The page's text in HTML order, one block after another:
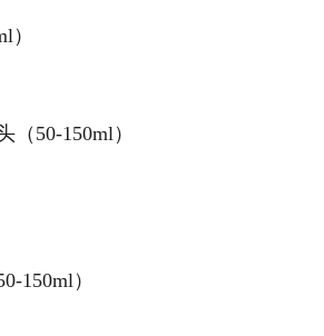
10-50ml）
端探头（50-150ml）
50-150ml）